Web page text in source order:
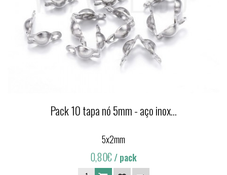
Pack 10 tapa nó 5mm - aço inox...
5x2mm
0,80€/ pack